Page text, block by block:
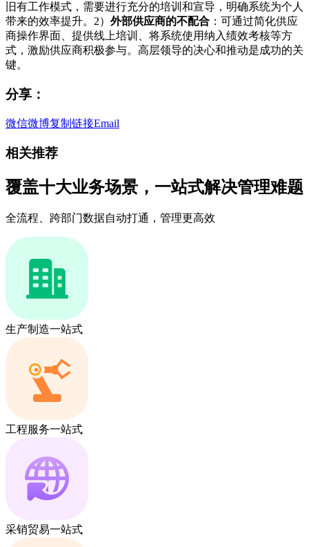
旧有工作模式，需要进行充分的培训和宣导，明确系统为个人
带来的效率提升。2） 外部供应商的不配合 ：可通过简化供应
商操作界面、提供线上培训、将系统使用纳入绩效考核等方
式，激励供应商积极参与。高层领导的决心和推动是成功的关
键。
分享：
微信微博复制链接Email
相关推荐
覆盖十大业务场景，一站式解决管理难题
全流程、跨部门数据自动打通，管理更高效
生产制造一站式
工程服务一站式
采销贸易一站式